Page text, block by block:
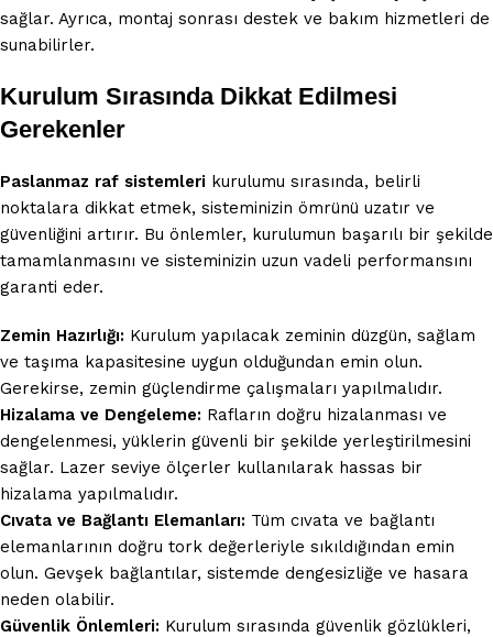
sağlar. Ayrıca, montaj sonrası destek ve bakım hizmetleri de
sunabilirler.
Kurulum Sırasında Dikkat Edilmesi
Gerekenler
Paslanmaz raf sistemleri kurulumu sırasında, belirli
noktalara dikkat etmek, sisteminizin ömrünü uzatır ve
güvenliğini artırır. Bu önlemler, kurulumun başarılı bir şekilde
tamamlanmasını ve sisteminizin uzun vadeli performansını
garanti eder.
Zemin Hazırlığı: Kurulum yapılacak zeminin düzgün, sağlam
ve taşıma kapasitesine uygun olduğundan emin olun.
Gerekirse, zemin güçlendirme çalışmaları yapılmalıdır.
Hizalama ve Dengeleme: Rafların doğru hizalanması ve
dengelenmesi, yüklerin güvenli bir şekilde yerleştirilmesini
sağlar. Lazer seviye ölçerler kullanılarak hassas bir
hizalama yapılmalıdır.
Cıvata ve Bağlantı Elemanları: Tüm cıvata ve bağlantı
elemanlarının doğru tork değerleriyle sıkıldığından emin
olun. Gevşek bağlantılar, sistemde dengesizliğe ve hasara
neden olabilir.
Güvenlik Önlemleri: Kurulum sırasında güvenlik gözlükleri,